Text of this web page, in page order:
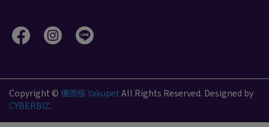
Copyright © 優固倍 Yakupet All Rights Reserved. Designed by
CYBERBIZ.
佐*藤